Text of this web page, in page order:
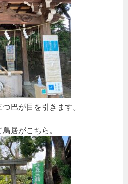
巴が目を引きます。
居がこちら。